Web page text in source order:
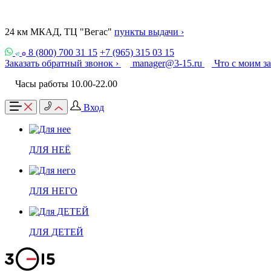
24 км МКАД, ТЦ "Вегас" пункты выдачи ›
8 (800) 700 31 15 +7 (965) 315 03 15
Заказать обратный звонок ›
manager@3-15.ru
Что с моим
Часы работы 10.00-22.00
Вход
ДЛЯ НЕЁ
ДЛЯ НЕГО
ДЛЯ ДЕТЕЙ